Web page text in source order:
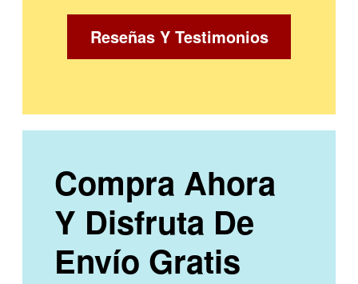
Reseñas Y Testimonios
Compra Ahora
Y Disfruta De
Envío Gratis